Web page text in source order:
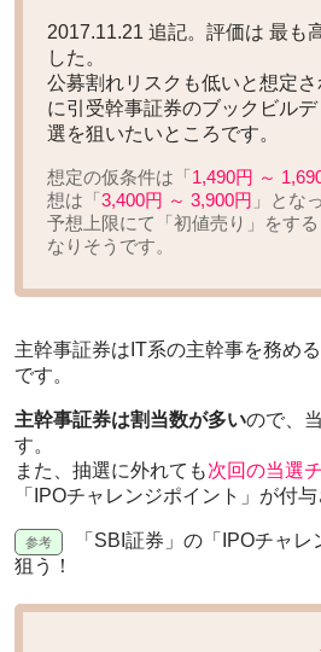
2017.11.21 追記。評価は 最も
した。
公募割れリスクも低いと想定
に引受幹事証券のブックビル
選を狙いたいところです。
想定の仮条件は「1,490円 ～
想は「3,400円 ～ 3,900円 」とな
予想上限にて「初値売り」をする
なりそうです。
主幹事証券はIT系の主幹事を務め
です。
主幹事証券は割当数が多いので、
す。
また、抽選に外れても次回の当選
「IPOチャレンジポイント」が付与
「SBI証券」の「IPOチャ
狙う！